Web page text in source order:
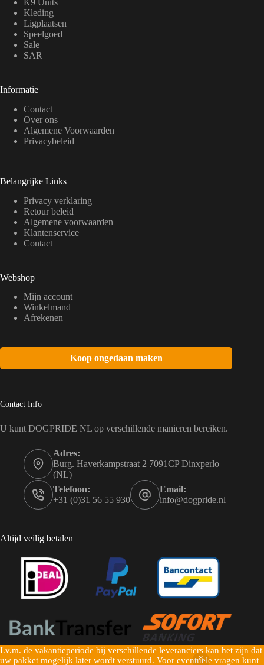
I.v.m. de vakantieperiode bij verschillende leveranciers kan het zijn dat
uw pakket mogelijk later wordt verstuurd. Voor eventuele vragen kunt
K9 Units
Kleding
Ligplaatsen
Speelgoed
Sale
SAR
Informatie
Contact
Over ons
Algemene Voorwaarden
Privacybeleid
Belangrijke Links
Privacy verklaring
Retour beleid
Algemene voorwaarden
Klantenservice
Contact
Webshop
Mijn account
Winkelmand
Afrekenen
Koop ongedaan maken
Contact Info
U kunt DOGPRIDE NL op verschillende manieren bereiken.
Adres:
Burg. Haverkampstraat 2 7091CP Dinxperlo
(NL)
Telefoon:
+31 (0)31 56 55 930
Email:
info@dogpride.nl
Altijd veilig betalen
Copyright © 2026 Dogpride NL - Mogelijk gemaakt door